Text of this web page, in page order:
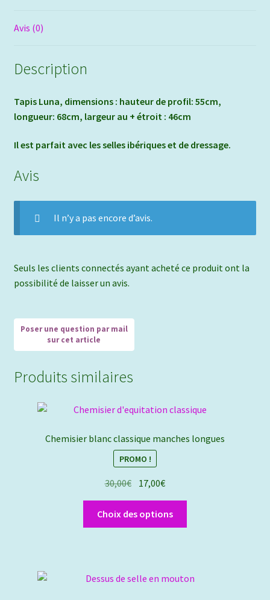
Avis (0)
Description
Tapis Luna, dimensions : hauteur de profil: 55cm,
longueur: 68cm, largeur au + étroit : 46cm
Il est parfait avec les selles ibériques et de dressage.
Avis
Il n’y a pas encore d’avis.
Seuls les clients connectés ayant acheté ce produit ont la
possibilité de laisser un avis.
Produits similaires
Chemisier blanc classique manches longues
PROMO !
30,00€ Le
prix
initial
était :
17,00€Le
prix
actuel
est :
Choix des options
Les